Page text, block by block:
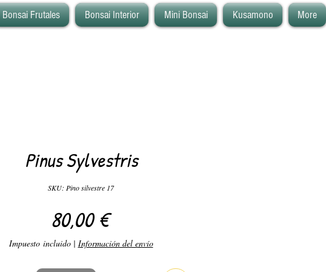
Bonsai Frutales Bonsai Interior Mini Bonsai Kusamono More
Pinus Sylvestris
SKU: Pino silvestre 17
80,00 €Precio
Impuesto incluido| Información del envío